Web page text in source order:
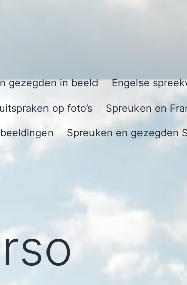
gezegden in beeld Engelse
op foto’s Spreuken en
Spreuken en gezegden